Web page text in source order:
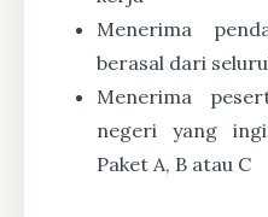
Menerima
berasal dari
Menerima
negeri yang
Paket A, B atau C